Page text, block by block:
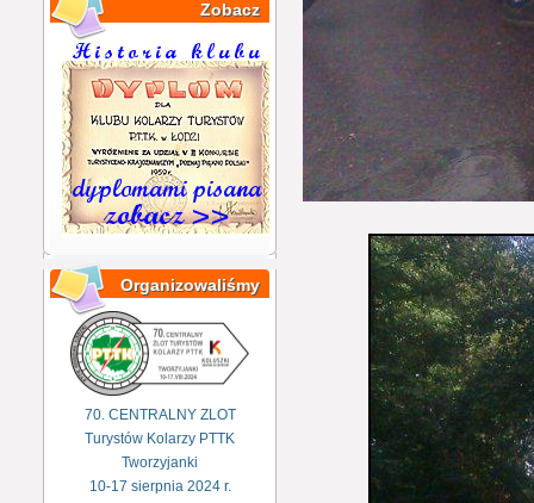
Zobacz
Organizowaliśmy
70. CENTRALNY ZLOT
Turystów Kolarzy PTTK
Tworzyjanki
10-17 sierpnia 2024 r.